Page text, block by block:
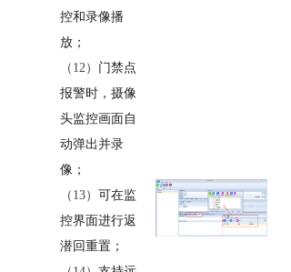
控和录像播
放；
（12） 门禁点
报警时，摄像
头监控画面自
动弹出并录
像；
（13） 可在监
控界面进行返
潜回重置；